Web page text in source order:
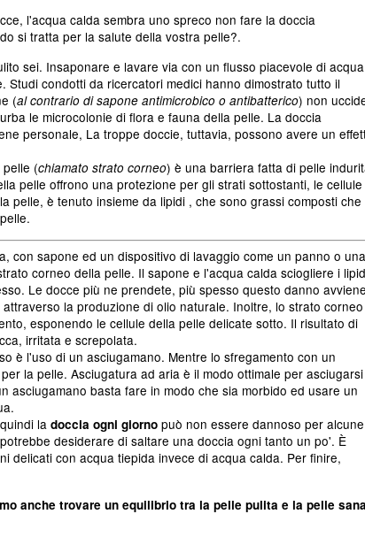
l'acqua calda sembra uno spreco non fare la doccia
si tratta per la salute della vostra pelle?.
sei. Insaponare e lavare via con un flusso piacevole di acqua
condotti da ricercatori medici hanno dimostrato tutto il
(al contrario di sapone antimicrobico o antibatterico) non
le microcolonie di flora e fauna della pelle. La doccia
personale, La troppe doccie, tuttavia, possono avere un
(chiamato strato corneo) è una barriera fatta di pelle
pelle offrono una protezione per gli strati sottostanti, le cellule
pelle, è tenuto insieme da lipidi , che sono grassi composti che
con sapone ed un dispositivo di lavaggio come un panno o una
corneo della pelle. Il sapone e l'acqua calda sciogliere i
Le docce più ne prendete, più spesso questo danno
la produzione di olio naturale. Inoltre, lo strato corneo
esponendo le cellule della pelle delicate sotto. Il risultato di
irritata e screpolata.
è l'uso di un asciugamano. Mentre lo sfregamento con un
la pelle. Asciugatura ad aria è il modo ottimale per asciugarsi
asciugamano basta fare in modo che sia morbido ed usare un
la doccia ogni giorno può non essere dannoso per alcune
desiderare di saltare una doccia ogni tanto un po'. È
delicati con acqua tiepida invece di acqua calda. Per finire,
anche trovare un equilibrio tra la pelle pulita e la pelle